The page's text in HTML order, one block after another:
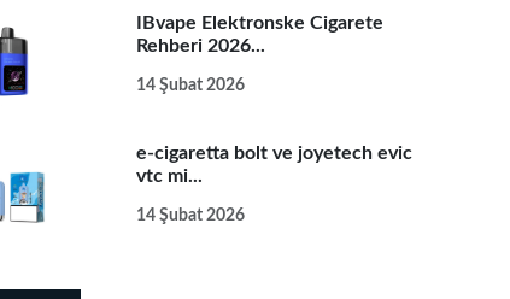
IBvape Elektronske Cigarete
Rehberi 2026...
14 Şubat 2026
e-cigaretta bolt ve joyetech evic
vtc mi...
14 Şubat 2026